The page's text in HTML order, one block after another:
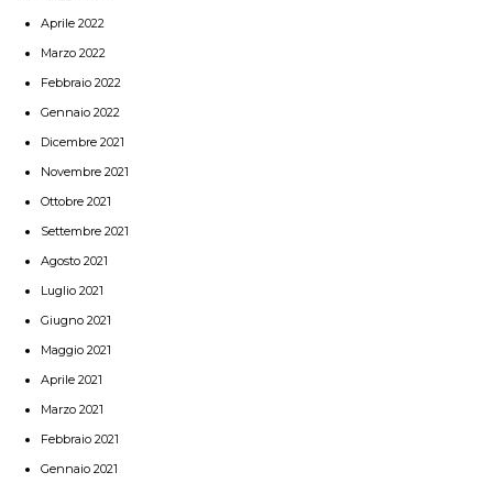
Aprile 2022
Marzo 2022
Febbraio 2022
Gennaio 2022
Dicembre 2021
Novembre 2021
Ottobre 2021
Settembre 2021
Agosto 2021
Luglio 2021
Giugno 2021
Maggio 2021
Aprile 2021
Marzo 2021
Febbraio 2021
Gennaio 2021